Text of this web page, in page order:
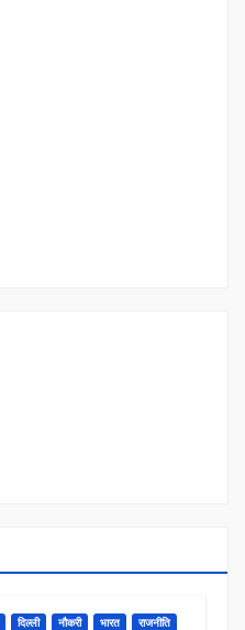
दिल्ली नौकरी भारत राजनीति